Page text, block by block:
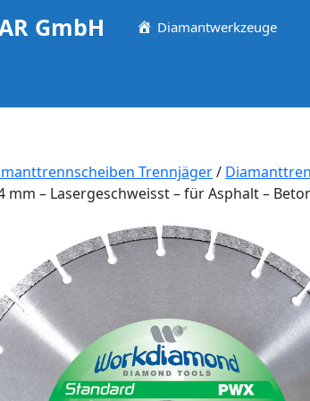
GmbH Diamantwerkzeuge
Trennjäger/
mm – Lasergeschweisst – für Asphalt –